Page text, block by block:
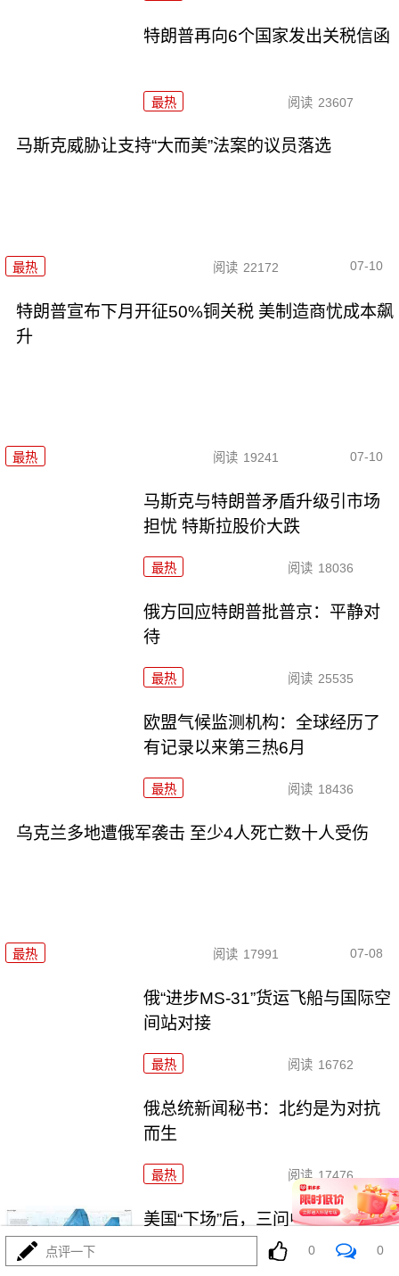
特朗普再向6个国家发出关税信函
最热 阅读 23607
马斯克威胁让支持“大而美”法案的议员落选
最热 阅读 22172 07-10
特朗普宣布下月开征50%铜关税 美制造商忧成本飙
升
最热 阅读 19241 07-10
马斯克与特朗普矛盾升级引市场
担忧 特斯拉股价大跌
最热 阅读 18036
俄方回应特朗普批普京：平静对
待
最热 阅读 25535
欧盟气候监测机构：全球经历了
有记录以来第三热6月
最热 阅读 18436
乌克兰多地遭俄军袭击 至少4人死亡数十人受伤
最热 阅读 17991 07-08
俄“进步MS-31”货运飞船与国际空
间站对接
最热 阅读 16762
俄总统新闻秘书：北约是为对抗
而生
最热 阅读 17476
美国“下场”后，三问中东局势走向
点评一下 0 0